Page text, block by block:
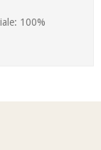
100%